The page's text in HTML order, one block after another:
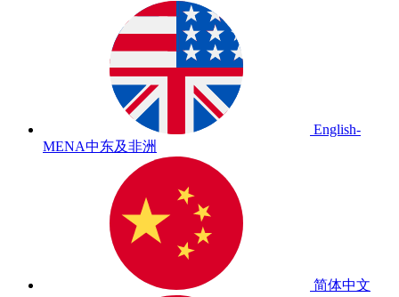
English-
MENA中东及非洲
简体中文